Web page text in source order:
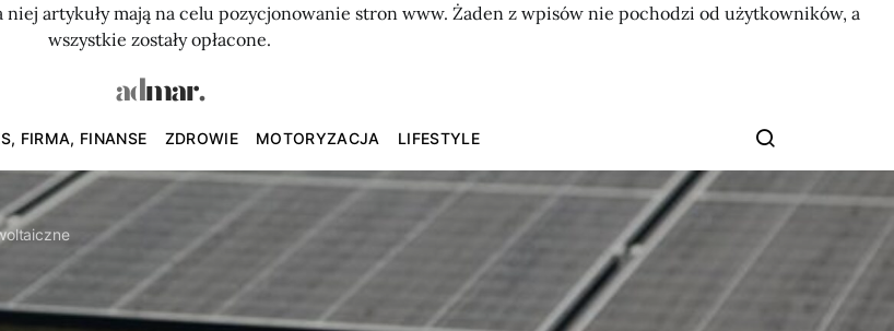
artykuły mają na celu pozycjonowanie stron www. Żaden z wpisów nie pochodzi od użytkowników, a
wszystkie zostały opłacone.
FIRMA, FINANSE ZDROWIE MOTORYZACJA LIFESTYLE